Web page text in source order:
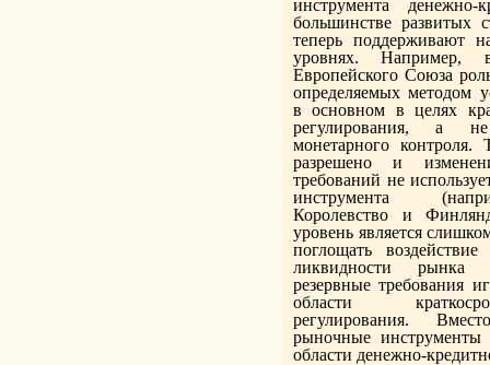
инструмента
большинстве развитых
теперь поддерживают
уровнях. Например,
Европейского Союза
определяемых методом
в основном в целях
регулирования, а
монетарного
разрешено и
требований не
инструмента
Королевство и
уровень является
поглощать
ликвидности рынка
резервные требования
области
регулирования.
рыночные
области денежно-